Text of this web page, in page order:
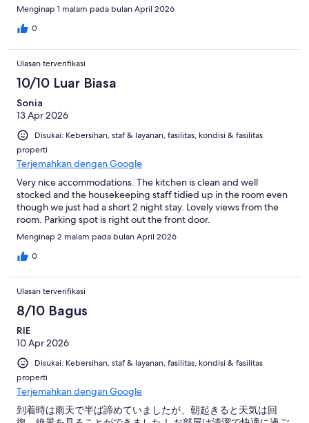
Menginap 1 malam pada bulan April 2026
0
Ulasan terverifikasi
10/10 Luar Biasa
Sonia
13 Apr 2026
Disukai: Kebersihan, staf & layanan, fasilitas, kondisi & fasilitas
properti
Terjemahkan dengan Google
Very nice accommodations. The kitchen is clean and well
stocked and the housekeeping staff tidied up in the room even
though we just had a short 2 night stay. Lovely views from the
room. Parking spot is right out the front door.
Menginap 2 malam pada bulan April 2026
0
Ulasan terverifikasi
8/10 Bagus
RIE
10 Apr 2026
Disukai: Kebersihan, staf & layanan, fasilitas, kondisi & fasilitas
properti
Terjemahkan dengan Google
到着時は雨天で半ば諦めていましたが、朝起きると天気は回